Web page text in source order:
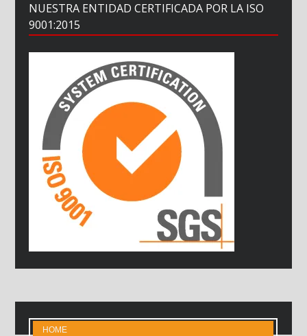
NUESTRA ENTIDAD CERTIFICADA POR LA ISO
9001:2015
HOME